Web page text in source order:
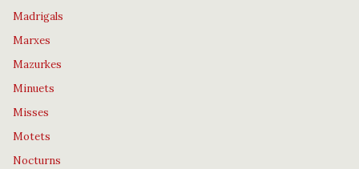
Madrigals
Marxes
Mazurkes
Minuets
Misses
Motets
Nocturns